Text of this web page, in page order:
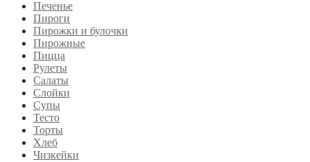
Печенье
Пироги
Пирожки и булочки
Пирожные
Пицца
Рулеты
Салаты
Слойки
Супы
Тесто
Торты
Хлеб
Чизкейки